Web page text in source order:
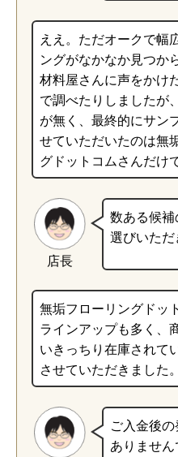
ええ。ただオークで幅
ングがなかなか見つか
材料屋さんに声をかけ
で調べたりしましたが
が無く、最終的にサン
せていただいたのは無
グドットコムさんだけ
店長
数ある候
選びいた
無垢フローリングドッ
ラインアップも多く、
いきっちり在庫されて
させていただきました。
ご入金後
ありませ